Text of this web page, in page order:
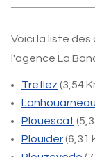
Voici la liste
l'agence La
Treflez (3,54
Lanhouarneau
Plouescat
Plouider(6,31